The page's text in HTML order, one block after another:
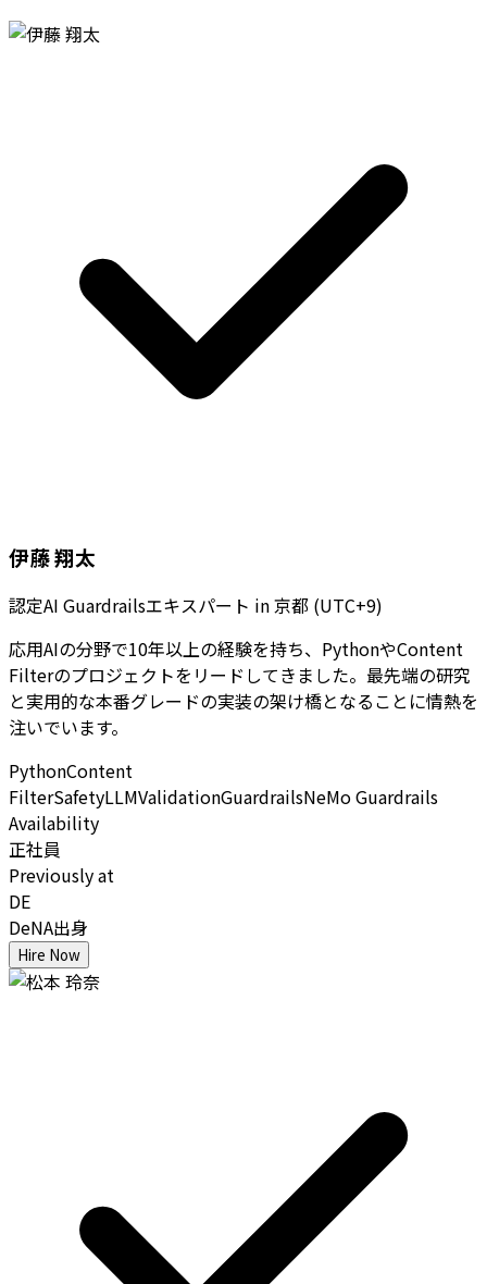
伊藤 翔太
認定AI Guardrailsエキスパート in京都 (UTC+9)
応用AIの分野で10年以上の経験を持ち、PythonやContent
Filterのプロジェクトをリードしてきました。最先端の研究
と実用的な本番グレードの実装の架け橋となることに情熱を
注いでいます。
PythonContent
FilterSafetyLLMValidationGuardrailsNeMo Guardrails
Availability
正社員
Previously at
DE
DeNA出身
Hire Now